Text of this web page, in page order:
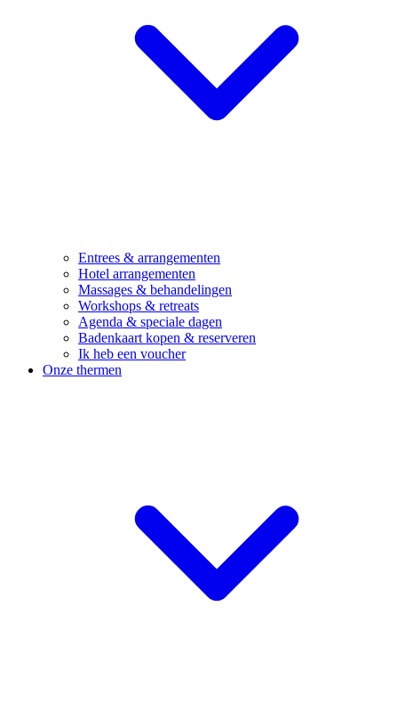
Entrees & arrangementen
Hotel arrangementen
Massages & behandelingen
Workshops & retreats
Agenda & speciale dagen
Badenkaart kopen & reserveren
Ik heb een voucher
Onze thermen